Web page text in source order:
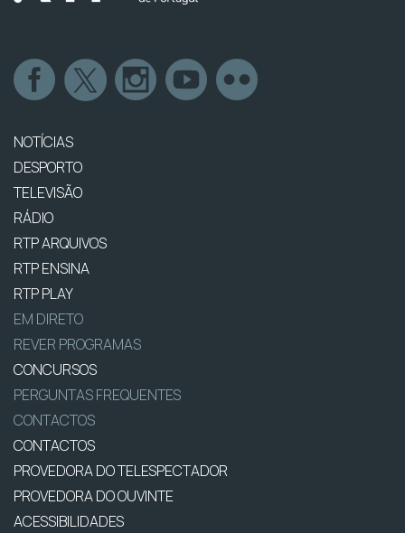
NOTÍCIAS
DESPORTO
TELEVISÃO
RÁDIO
RTP ARQUIVOS
RTP ENSINA
RTP PLAY
EM DIRETO
REVER PROGRAMAS
CONCURSOS
PERGUNTAS FREQUENTES
CONTACTOS
CONTACTOS
PROVEDORA DO TELESPECTADOR
PROVEDORA DO OUVINTE
ACESSIBILIDADES